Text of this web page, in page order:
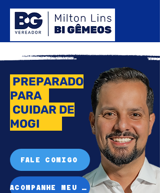
PREPARADO
PARA
CUIDAR DE
MOGI
ACOMPANHE MEU MANDATO
FALE COMIGO